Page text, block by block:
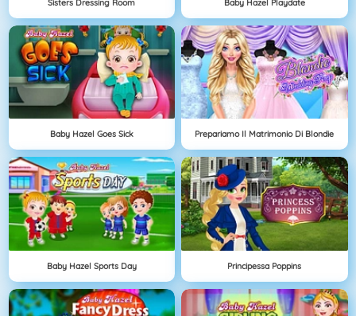
Baby Hazel Goes Sick Prepariamo Il Matrimonio Di Blondie
Baby Hazel Sports Day Principessa Poppins